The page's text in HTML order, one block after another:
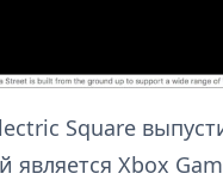
Square
является Xbox